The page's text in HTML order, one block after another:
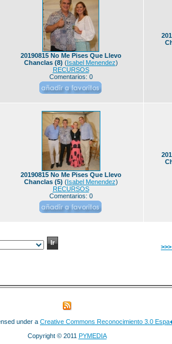
20190815 No Me Pises Que Llevo
Chanclas (8) (Isabel Menendez)
RECURSOS
Comentarios: 0
20190815 No Me Pises Que Llevo
Chanclas (5) (Isabel Menendez)
RECURSOS
Comentarios: 0
under a Creative Commons Reconocimiento 3.0
Copyright © 2011 PYMEDIA